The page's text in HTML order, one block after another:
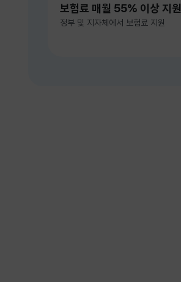
보험료 매월 55% 이상 지원
정부 및 지자체에서 보험료 지원